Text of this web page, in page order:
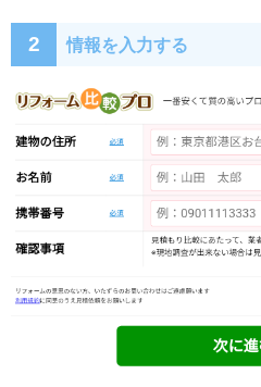
2 情報を入力する